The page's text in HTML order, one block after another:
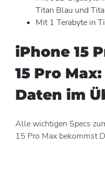
Titan Blau und
Mit 1 Terabyte in
iPhone 15
15 Pro
Daten im
Alle wichtigen Specs
15 Pro Max bekommst